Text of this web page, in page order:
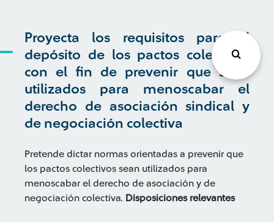
Proyecta los requisitos para el
depósito de los pactos colectivos
con el fin de prevenir que sean
utilizados para menoscabar el
derecho de asociación sindical y
de negociación colectiva
Pretende dictar normas orientadas a prevenir que
los pactos colectivos sean utilizados para
menoscabar el derecho de asociación y de
negociación colectiva. Disposiciones relevantes